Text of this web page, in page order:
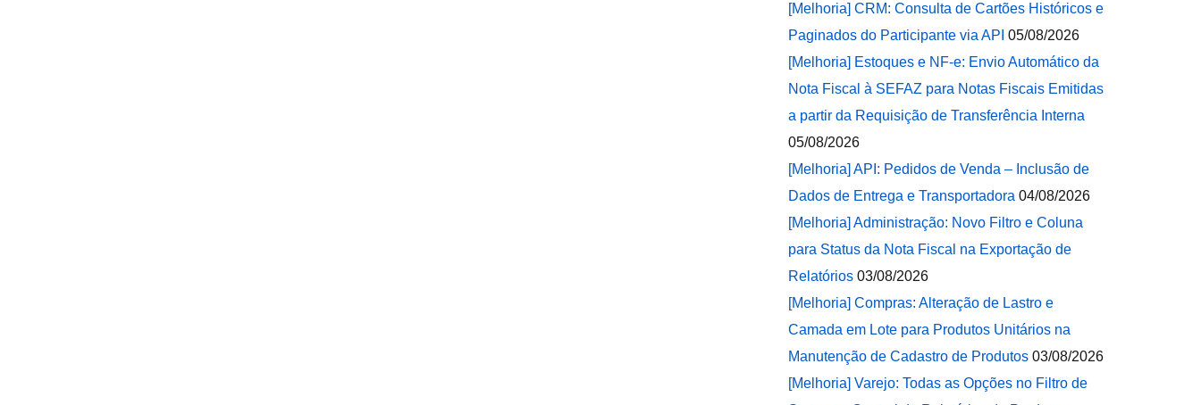
[Melhoria] CRM: Consulta de Cartões Históricos e
Paginados do Participante via API 05/08/2026
[Melhoria] Estoques e NF-e: Envio Automático da
Nota Fiscal à SEFAZ para Notas Fiscais Emitidas
a partir da Requisição de Transferência Interna
05/08/2026
[Melhoria] API: Pedidos de Venda – Inclusão de
Dados de Entrega e Transportadora 04/08/2026
[Melhoria] Administração: Novo Filtro e Coluna
para Status da Nota Fiscal na Exportação de
Relatórios 03/08/2026
[Melhoria] Compras: Alteração de Lastro e
Camada em Lote para Produtos Unitários na
Manutenção de Cadastro de Produtos 03/08/2026
[Melhoria] Varejo: Todas as Opções no Filtro de